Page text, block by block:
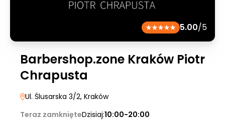
5.00/5
Barbershop.zone Kraków Piotr
Chrapusta
Ul. Ślusarska 3/2, Kraków
Teraz zamknięteDzisiaj:10:00-20:00